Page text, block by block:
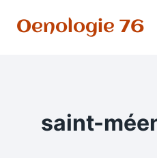
Oenologie 76
saint-